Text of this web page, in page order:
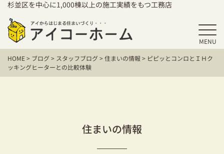
杉並区を中心に1,000棟以上の施工実績をもつ工務店
MENU
HOME
アイコーホームの家づくり
保証／アフターサポート
HOME> ブログ> スタッフブログ>住まいの情報 > ピピッとコンロとＩＨク
ッキングヒーターとの比較体験
住まいの情報